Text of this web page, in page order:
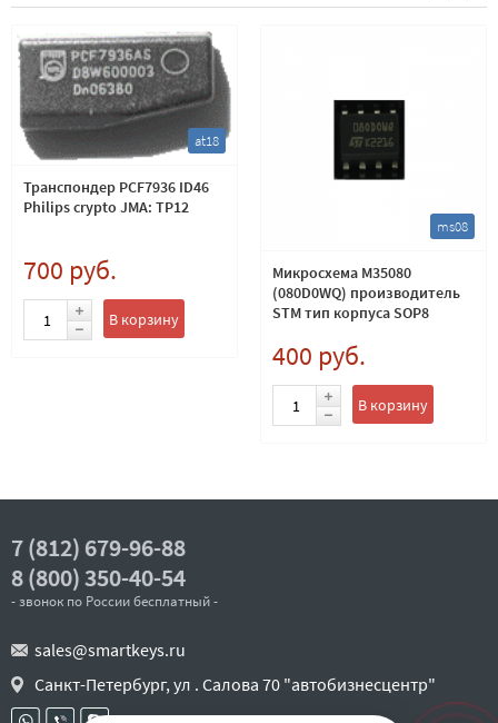
at18
Транспондер PCF7936 ID46
Philips crypto JMA: TP12
700 руб.
В корзину
ms08
Микросхема M35080
(080D0WQ) производитель
STM тип корпуса SOP8
400 руб.
В корзину
7 (812) 679-96-88
8 (800) 350-40-54
- звонок по России бесплатный -
sales@smartkeys.ru
Санкт-Петербург, ул . Салова 70 "автобизнесцентр"